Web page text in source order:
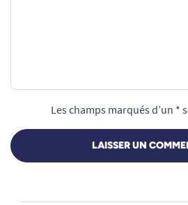
Les champs marqués d’un *
LAISSER UN